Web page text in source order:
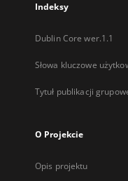
Indeksy
Dublin Core wer.1.1
Słowa kluczowe
Tytuł publikacji
O Projekcie
Opis projektu